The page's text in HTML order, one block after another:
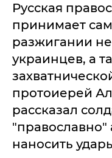
Русская
принимает
разжигании
украинцев, а
протоиерей
рассказал
наносить